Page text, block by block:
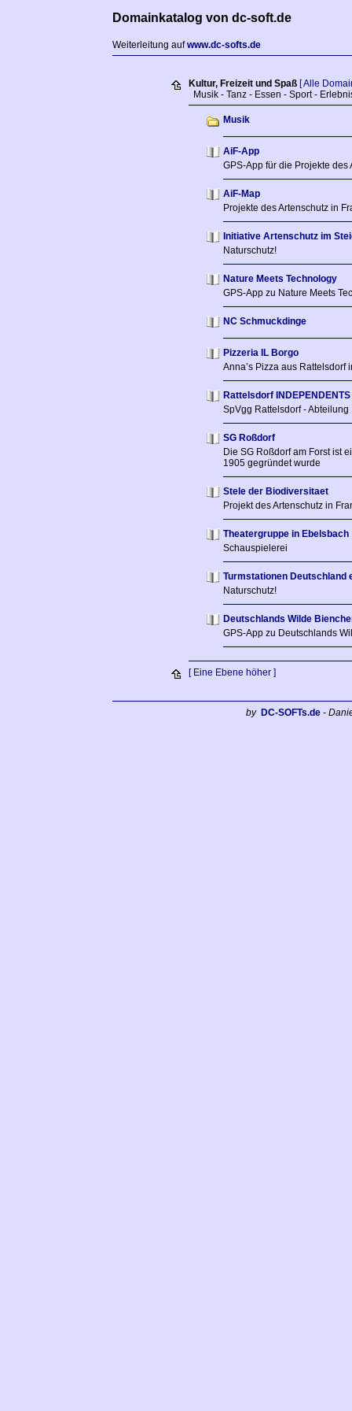
Domainkatalog von dc-soft.de
Weiterleitung aufwww.dc-softs.de
Kultur, Freizeit und Spaß [ Alle
Musik - Tanz - Essen - Sport -
Musik
AiF-App
GPS-App für die Projekte des
AiF-Map
Projekte des Artenschutz in
Initiative Artenschutz im
Naturschutz!
Nature Meets Technology
GPS-App zu Nature Meets
NC Schmuckdinge
Pizzeria IL Borgo
Anna’s Pizza aus Rattelsdorf
Rattelsdorf INDEPENDENTS
SpVgg Rattelsdorf - Abteilung
SG Roßdorf
Die SG Roßdorf am Forst ist
1905 gegründet wurde
Stele der Biodiversitaet
Projekt des Artenschutz in
Theatergruppe in Ebelsbach
Schauspielerei
Turmstationen Deutschland
Naturschutz!
Deutschlands Wilde
GPS-App zu Deutschlands
[ Eine Ebene höher ]
by DC-SOFTs.de -